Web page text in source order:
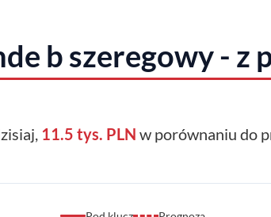
b szeregowy - z
11.5 tys. PLN w porównaniu do